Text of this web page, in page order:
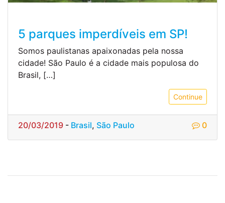
5 parques imperdíveis em SP!
Somos paulistanas apaixonadas pela nossa
cidade! São Paulo é a cidade mais populosa do
Brasil, […]
Continue
20/03/2019 - Brasil, São Paulo 0